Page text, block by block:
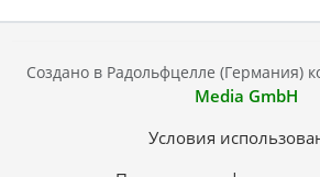
Создано в Радольфцелле (Германия)
Media GmbH
Условия